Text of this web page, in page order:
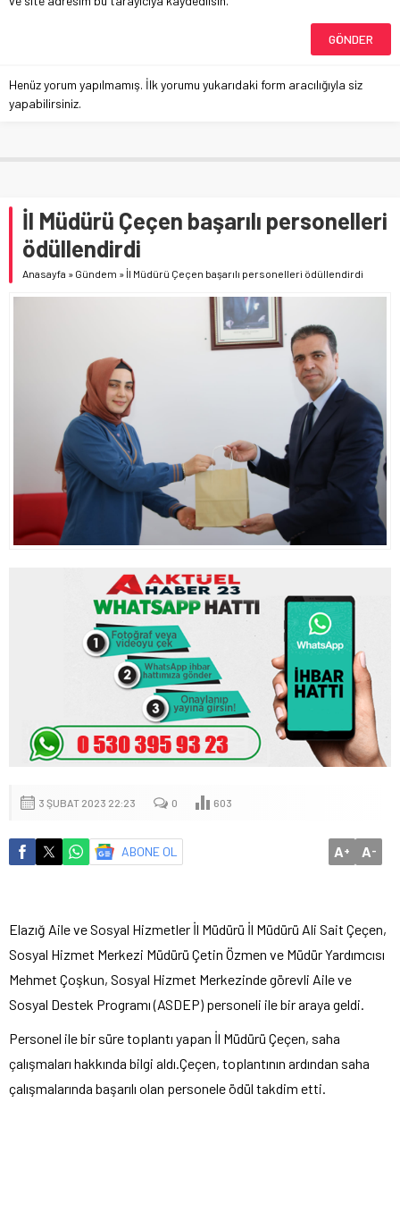
Henüz yorum yapılmamış. İlk yorumu yukarıdaki form aracılığıyla siz
yapabilirsiniz.
İl Müdürü Çeçen başarılı personelleri
ödüllendirdi
Anasayfa » Gündem » İl Müdürü Çeçen başarılı personelleri ödüllendirdi
3 ŞUBAT 2023 22:23 0 603
ABONE OL A+ A-
Elazığ Aile ve Sosyal Hizmetler İl Müdürü İl Müdürü Ali Sait Çeçen,
Sosyal Hizmet Merkezi Müdürü Çetin Özmen ve Müdür Yardımcısı
Mehmet Çoşkun, Sosyal Hizmet Merkezinde görevli Aile ve
Sosyal Destek Programı (ASDEP) personeli ile bir araya geldi.
Personel ile bir süre toplantı yapan İl Müdürü Çeçen, saha
çalışmaları hakkında bilgi aldı.Çeçen, toplantının ardından saha
çalışmalarında başarılı olan personele ödül takdim etti.